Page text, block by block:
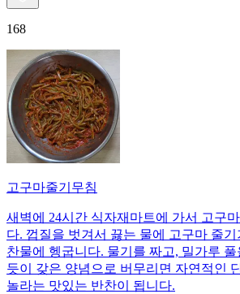
168
고구마줄기무침
새벽에 24시간 식자재마트에 가서 고구
다. 껍질을 벗겨서 끓는 물에 고구마 줄
찬물에 헹굽니다. 물기를 짜고, 밀가루
듯이 갖은 양념으로 버무리면 자연적인
놀라는 맛있는 반찬이 됩니다.